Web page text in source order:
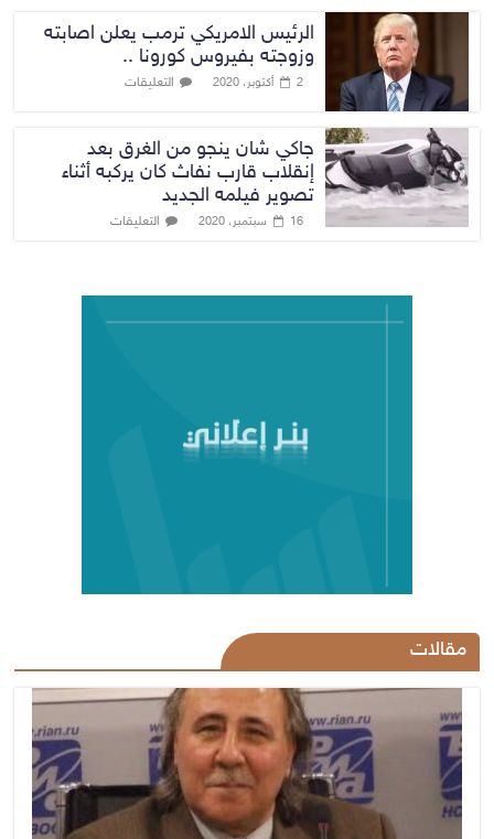
الرئيس الامريكي ترمب يعلن اصابته
وزوجته بفيروس كورونا ..
2 أكتوبر، 2020 التعليقات
جاكي شان ينجو من الغرق بعد
إنقلاب قارب نفاث كان يركبه أثناء
تصوير فيلمه الجديد
16 سبتمبر، 2020 التعليقات
مقالات